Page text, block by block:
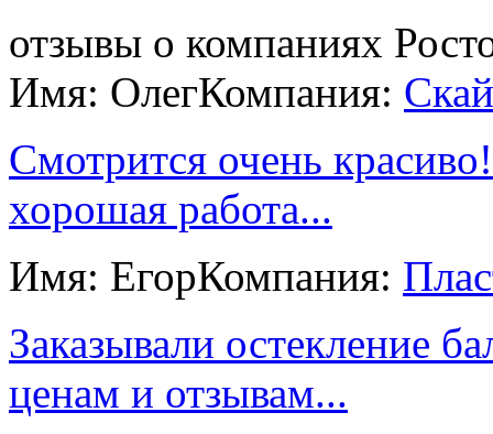
отзывы о компаниях
Имя: ОлегКомпания:
Смотрится очень
хорошая работа...
Имя: ЕгорКомпания:
Заказывали остекление
ценам и отзывам...